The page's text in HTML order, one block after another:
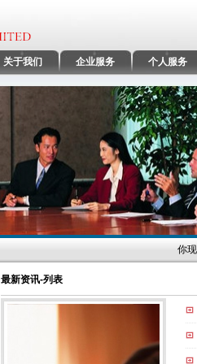
关于我们 企业服务 个人服务
你
最新资讯-列表